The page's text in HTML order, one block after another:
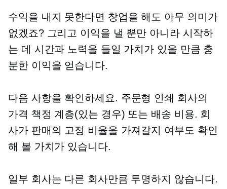
수익을 내지 못한다면 창업을 해도 아무 의미가
없겠죠? 그리고 이익을 낼 뿐만 아니라 시작하
는 데 시간과 노력을 들일 가치가 있을 만큼 충
분한 이익을 얻습니다.
다음 사항을 확인하세요. 주문형 인쇄 회사의
가격 책정 계층(있는 경우) 또는 배송 비용. 회
사가 판매의 고정 비율을 가져갈지 여부도 확인
해 볼 가치가 있습니다.
일부 회사는 다른 회사만큼 투명하지 않습니다.